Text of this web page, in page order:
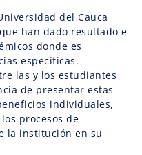
del Cauca
han dado resultado e
donde es
específicas.
las y los estudiantes
de presentar estas
individuales,
procesos de
la institución en su